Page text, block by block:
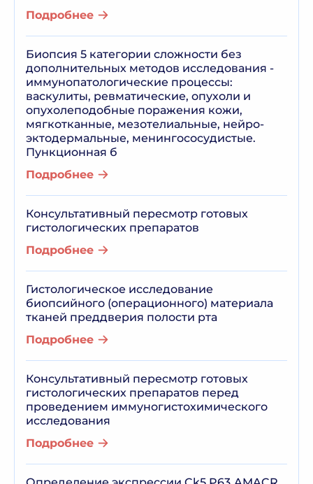
Подробнее
Биопсия 5 категории сложности без
дополнительных методов исследования -
иммунопатологические процессы:
васкулиты, ревматические, опухоли и
опухолеподобные поражения кожи,
мягкотканные, мезотелиальные, нейро-
эктодермальные, менингососудистые.
Пункционная б
Подробнее
Консультативный пересмотр готовых
гистологических препаратов
Подробнее
Гистологическое исследование
биопсийного (операционного) материала
тканей преддверия полости рта
Подробнее
Консультативный пересмотр готовых
гистологических препаратов перед
проведением иммуногистохимического
исследования
Подробнее